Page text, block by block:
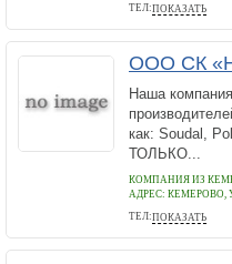
ТЕЛ:ПОКАЗАТЬ
+7-922-752-8590
ООО СК
Наша
как: Soudal,
ТОЛЬКО...
КОМПАНИЯ ИЗ
АДРЕС: КЕМЕРОВО,
ТЕЛ:ПОКАЗАТЬ
8 (3842) 39-00-